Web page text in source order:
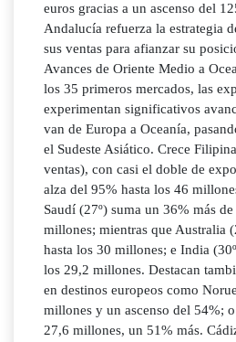
euros gracias a un ascenso del
Andalucía refuerza la estrategia
sus ventas para afianzar su
Avances de Oriente Medio a
los 35 primeros mercados, las
experimentan significativos
van de Europa a Oceanía,
el Sudeste Asiático. Crece
ventas), con casi el doble de
alza del 95% hasta los 46
Saudí (27º) suma un 36% más
millones; mientras que Australia
hasta los 30 millones; e India
los 29,2 millones. Destacan
en destinos europeos como
millones y un ascenso del 54%;
27,6 millones, un 51% más.